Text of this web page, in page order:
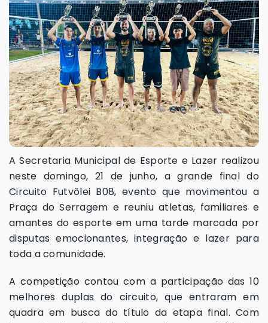
A Secretaria Municipal de Esporte e Lazer realizou
neste domingo, 21 de junho, a grande final do
Circuito Futvôlei B08, evento que movimentou a
Praça do Serragem e reuniu atletas, familiares e
amantes do esporte em uma tarde marcada por
disputas emocionantes, integração e lazer para
toda a comunidade.
A competição contou com a participação das 10
melhores duplas do circuito, que entraram em
quadra em busca do título da etapa final. Com